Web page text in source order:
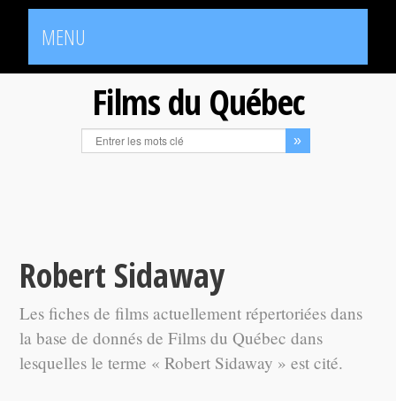
MENU
Films du Québec
Robert Sidaway
Les fiches de films actuellement répertoriées dans
la base de donnés de Films du Québec dans
lesquelles le terme « Robert Sidaway » est cité.